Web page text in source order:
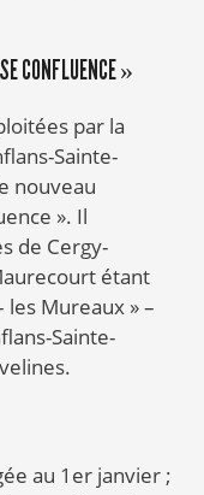
CONFLUENCE »
par la
Sainte-
nouveau
». Il
de Cergy-
étant
Mureaux » –
Sainte-
au 1er janvier ;